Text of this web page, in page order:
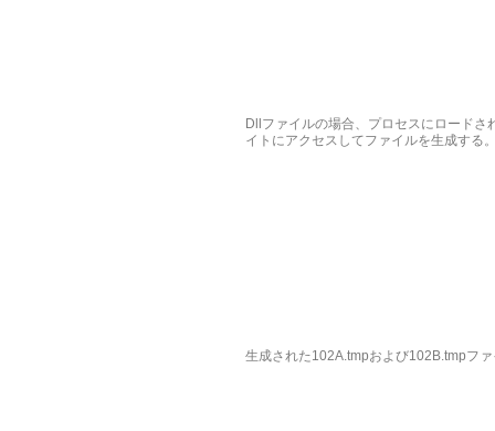
Dllファイルの場合、プロセスにロード
イトにアクセスしてファイルを生成する
生成された102A.tmpおよび102B.tmpフ